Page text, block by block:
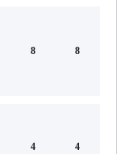
8 8
4 4